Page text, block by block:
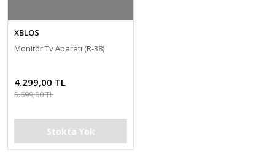
XBLOS
Monitör Tv Aparatı (R-38)
4.299,00 TL
5.699,00 TL
Stokta Yok